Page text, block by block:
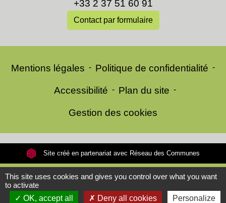
+33 2 37 51 60 91
Contact par formulaire
Mentions légales - Politique de confidentialité -
Accessibilité - Plan du site -
Gestion des cookies
Site créé en partenariat avec Réseau des Communes
This site uses cookies and gives you control over what you want
to activate
OK, accept all
Deny all cookies Personalize